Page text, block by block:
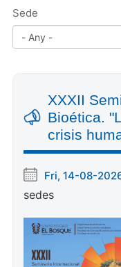
Sede
XXXII
Bioética.
crisis
Fri, 14-08-
sedes